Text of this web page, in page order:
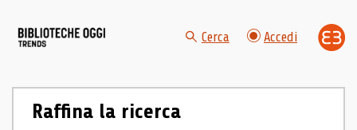
Cerca Accedi
Raffina la ricerca